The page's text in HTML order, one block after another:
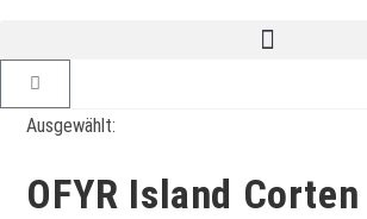
Ausgewählt:
OFYR Island